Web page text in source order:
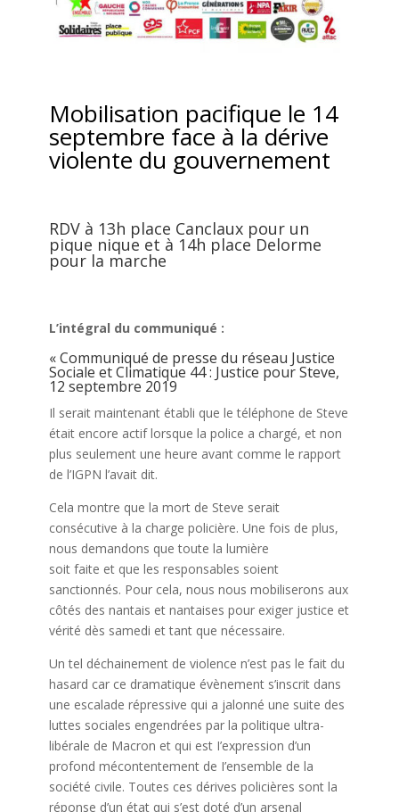
Mobilisation pacifique le 14
septembre face à la dérive
violente du gouvernement
RDV à 13h place Canclaux pour un
pique nique et à 14h place Delorme
pour la marche
L’intégral du communiqué :
« Communiqué de presse du réseau Justice
Sociale et Climatique 44 : Justice pour Steve,
12 septembre 2019
Il serait maintenant établi que le téléphone de Steve
était encore actif lorsque la police a chargé, et non
plus seulement une heure avant comme le rapport
de l’IGPN l’avait dit.
Cela montre que la mort de Steve serait
consécutive à la charge policière. Une fois de plus,
nous demandons que toute la lumière
soit faite et que les responsables soient
sanctionnés. Pour cela, nous nous mobiliserons aux
côtés des nantais et nantaises pour exiger justice et
vérité dès samedi et tant que nécessaire.
Un tel déchainement de violence n’est pas le fait du
hasard car ce dramatique évènement s’inscrit dans
une escalade répressive qui a jalonné une suite des
luttes sociales engendrées par la politique ultra-
libérale de Macron et qui est I’expression d’un
profond mécontentement de I’ensemble de la
société civile. Toutes ces dérives policières sont la
réponse d’un état qui s’est doté d’un arsenal